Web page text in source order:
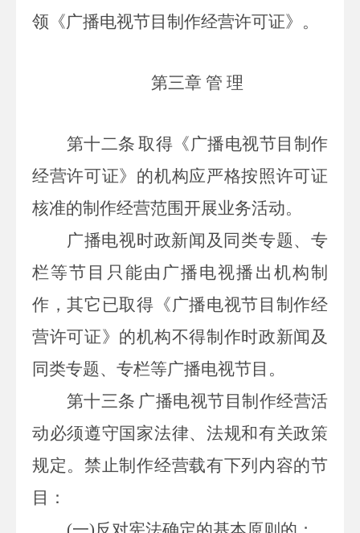
领《广播电视节目制作经营许可证》。
第三章 管 理
第十二条 取得《广播电视节目制作
经营许可证》的机构应严格按照许可证
核准的制作经营范围开展业务活动。
广播电视时政新闻及同类专题、专
栏等节目只能由广播电视播出机构制
作，其它已取得《广播电视节目制作经
营许可证》的机构不得制作时政新闻及
同类专题、专栏等广播电视节目。
第十三条 广播电视节目制作经营活
动必须遵守国家法律、法规和有关政策
规定。禁止制作经营载有下列内容的节
目：